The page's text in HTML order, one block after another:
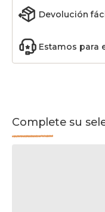
Devolución
Estamos para
Complete su